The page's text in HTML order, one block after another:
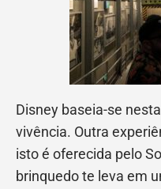
Disney baseia-se
vivência. Outra
isto é oferecida pelo
brinquedo te leva em